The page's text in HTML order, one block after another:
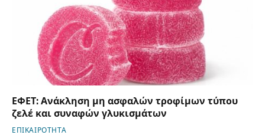
ΕΦΕΤ: Ανάκληση μη ασφαλών τροφίμων τύπου
ζελέ και συναφών γλυκισμάτων
ΕΠΙΚΑΙΡΟΤΗΤΑ